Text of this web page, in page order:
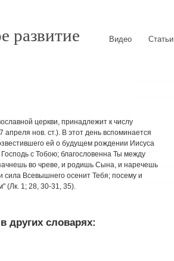
развитие Видео Статьи
церкви, принадлежит к числу
апреля нов. ст.). В этот день вспоминается
ей о будущем рождении Иисуса
с Тобою; благословенна Ты между
во чреве, и родишь Сына, и наречешь
Всевышнего осенит Тебя; посему и
(Лк. 1; 28, 30-31, 35).
других словарях: